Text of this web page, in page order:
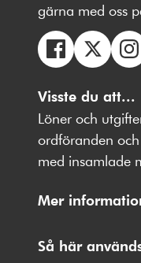
gärna med oss
oss
på
Facebbok
oss
på
oss
på
Visste du att...
Löner och
ordföranden
med insamlade
Mer
Så här